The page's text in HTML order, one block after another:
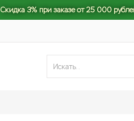
Скидка 3% при заказе от 25 000